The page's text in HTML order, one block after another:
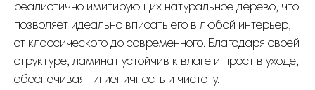
реалистично имитирующих натуральное дерево, что
позволяет идеально вписать его в любой интерьер,
от классического до современного. Благодаря своей
структуре, ламинат устойчив к влаге и прост в уходе,
обеспечивая гигиеничность и чистоту.